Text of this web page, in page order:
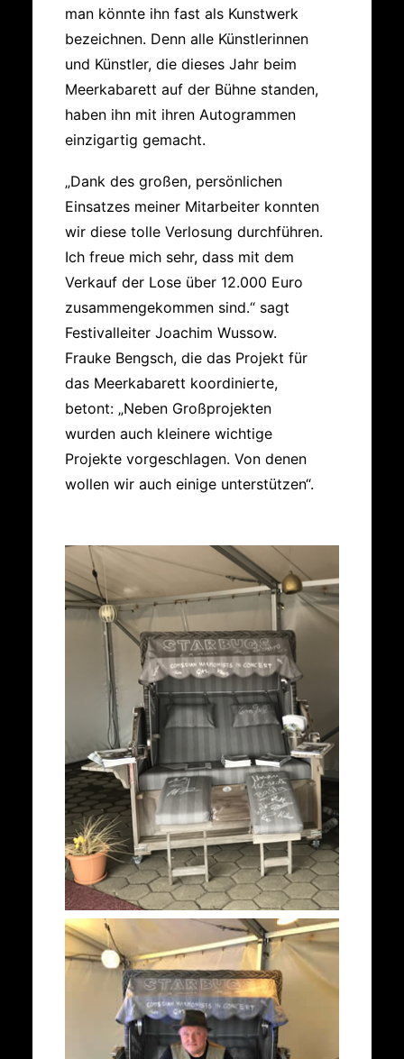
man könnte ihn fast als Kunstwerk
bezeichnen. Denn alle Künstlerinnen
und Künstler, die dieses Jahr beim
Meerkabarett auf der Bühne standen,
haben ihn mit ihren Autogrammen
einzigartig gemacht.
„Dank des großen, persönlichen
Einsatzes meiner Mitarbeiter konnten
wir diese tolle Verlosung durchführen.
Ich freue mich sehr, dass mit dem
Verkauf der Lose über 12.000 Euro
zusammengekommen sind.“ sagt
Festivalleiter Joachim Wussow.
Frauke Bengsch, die das Projekt für
das Meerkabarett koordinierte,
betont: „Neben Großprojekten
wurden auch kleinere wichtige
Projekte vorgeschlagen. Von denen
wollen wir auch einige unterstützen“.
Meerkabarett hilft!